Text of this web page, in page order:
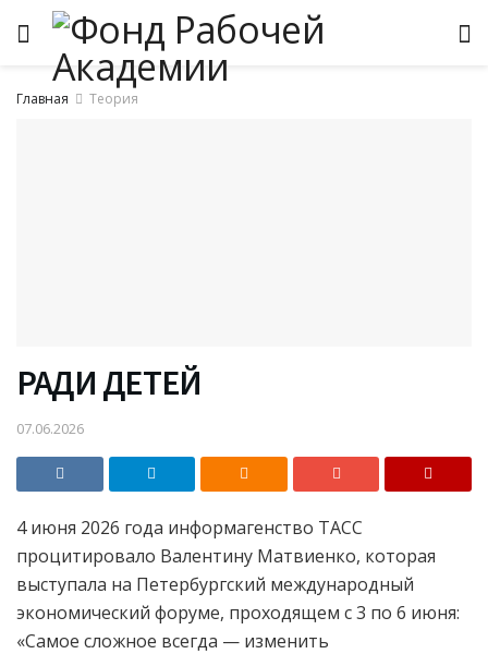
Главная Теория
РАДИ ДЕТЕЙ
07.06.2026
4 июня 2026 года информагенство ТАСС
процитировало Валентину Матвиенко, которая
выступала на Петербургский международный
экономический форуме, проходящем с 3 по 6 июня:
«Самое сложное всегда — изменить